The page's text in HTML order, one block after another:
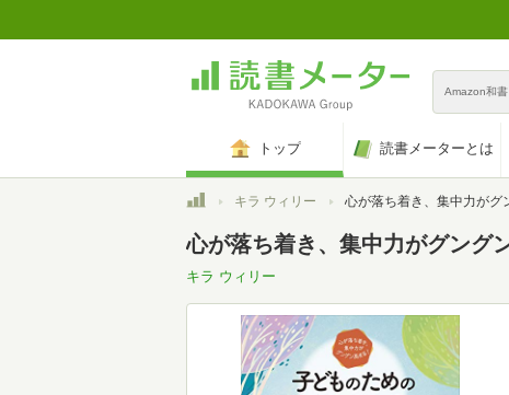
Amazon和書
トップ 読書メーターとは
トップキラ ウィリー 心が落ち着き、集中力がグングン高まる! 子どものための
心が落ち着き、集中力がグング
キラ ウィリー